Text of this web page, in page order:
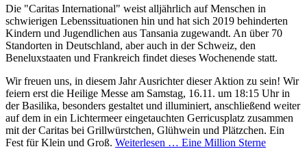
Die "Caritas International" weist alljährlich auf Menschen in
schwierigen Lebenssituationen hin und hat sich 2019 behinderten
Kindern und Jugendlichen aus Tansania zugewandt. An über 70
Standorten in Deutschland, aber auch in der Schweiz, den
Beneluxstaaten und Frankreich findet dieses Wochenende statt.
Wir freuen uns, in diesem Jahr Ausrichter dieser Aktion zu sein! Wir
feiern erst die Heilige Messe am Samstag, 16.11. um 18:15 Uhr in
der Basilika, besonders gestaltet und illuminiert, anschließend weiter
auf dem in ein Lichtermeer eingetauchten Gerricusplatz zusammen
mit der Caritas bei Grillwürstchen, Glühwein und Plätzchen. Ein
Fest für Klein und Groß. Weiterlesen … Eine Million Sterne